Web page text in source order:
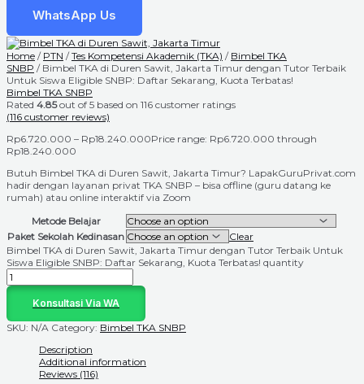
WhatsApp Us
Home / PTN /Tes Kompetensi Akademik (TKA) / Bimbel TKA
SNBP / Bimbel TKA di Duren Sawit, Jakarta Timur dengan Tutor Terbaik
Untuk Siswa Eligible SNBP: Daftar Sekarang, Kuota Terbatas!
Bimbel TKA SNBP
Rated 4.85out of 5 based on 116 customer ratings
(116 customer reviews)
Rp6.720.000 – Rp18.240.000Price range: Rp6.720.000 through
Rp18.240.000
Butuh Bimbel TKA di Duren Sawit, Jakarta Timur? LapakGuruPrivat.com
hadir dengan layanan privat TKA SNBP – bisa offline (guru datang ke
rumah) atau online interaktif via Zoom
Metode Belajar
Paket Sekolah Kedinasan
Clear
Bimbel TKA di Duren Sawit, Jakarta Timur dengan Tutor Terbaik Untuk
Siswa Eligible SNBP: Daftar Sekarang, Kuota Terbatas! quantity
Konsultasi Via WA
SKU: N/A Category: Bimbel TKA SNBP
Description
Additional information
Reviews (116)